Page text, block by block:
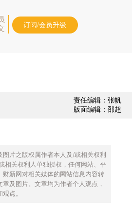
订阅/会员升级
责任编辑：张帆
版面编辑：邵超
图片之版权属作者本人及/或相关权利
相关权利人单独授权，任何网站、平
财新网对相关媒体的网站信息内容转
及图片。文章均为作者个人观点，
点。